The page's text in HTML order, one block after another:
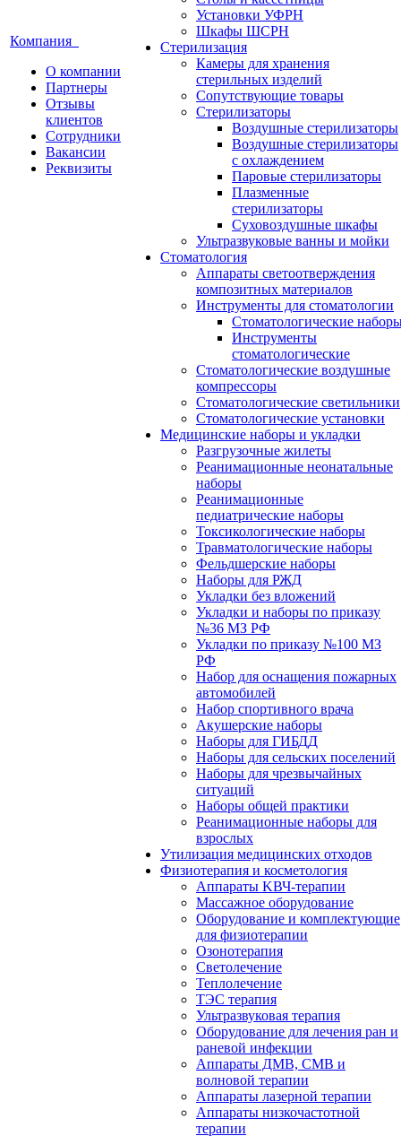
Компания
О компании
Партнеры
Отзывы
клиентов
Сотрудники
Вакансии
Реквизиты
Установки УФРН
Шкафы ШСРН
Стерилизация
Камеры для хранения
стерильных изделий
Сопутствующие товары
Стерилизаторы
Воздушные стерилизаторы
Воздушные стерилизаторы
с охлаждением
Паровые стерилизаторы
Плазменные
стерилизаторы
Суховоздушные шкафы
Ультразвуковые ванны и мойки
Стоматология
Аппараты светоотверждения
композитных материалов
Инструменты для стоматологии
Стоматологические
Инструменты
стоматологические
Стоматологические воздушные
компрессоры
Стоматологические светильники
Стоматологические установки
Медицинские наборы и укладки
Разгрузочные жилеты
Реанимационные неонатальные
наборы
Реанимационные
педиатрические наборы
Токсикологические наборы
Травматологические наборы
Фельдшерские наборы
Наборы для РЖД
Укладки без вложений
Укладки и наборы по приказу
№36 МЗ РФ
Укладки по приказу №100 МЗ
РФ
Набор для оснащения пожарных
автомобилей
Набор спортивного врача
Акушерские наборы
Наборы для ГИБДД
Наборы для сельских поселений
Наборы для чрезвычайных
ситуаций
Наборы общей практики
Реанимационные наборы для
взрослых
Утилизация медицинских отходов
Физиотерапия и косметология
Аппараты KВЧ-терапии
Массажное оборудование
Оборудование и комплектующие
для физиотерапии
Озонотерапия
Светолечение
Теплолечение
ТЭС терапия
Ультразвуковая терапия
Оборудование для лечения ран и
раневой инфекции
Аппараты ДМВ, СМВ и
волновой терапии
Аппараты лазерной терапии
Аппараты низкочастотной
терапии